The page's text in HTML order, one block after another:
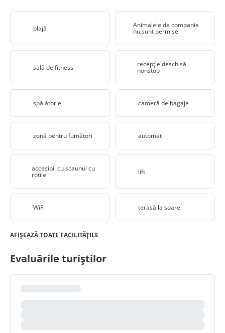
plajă Animalele de companie
nu sunt permise
sală de fitness recepţie deschisă
nonstop
spălătorie cameră de bagaje
zonă pentru fumători automat
accesibil cu scaunul cu
rotile lift
WiFi terasă la soare
AFIȘEAZĂ TOATE FACILITĂȚILE
Evaluările turiștilor